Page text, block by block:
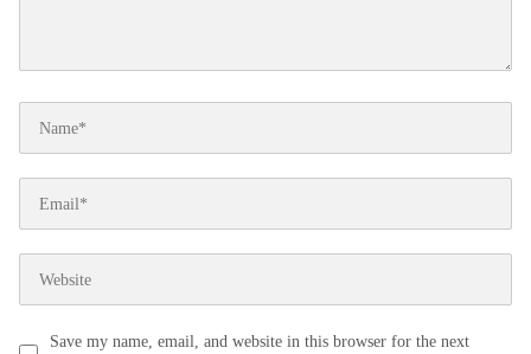
Save my name, email, and website in this browser for the next